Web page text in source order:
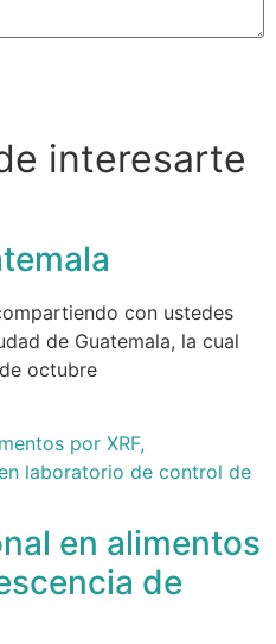
interesarte
con ustedes
de Guatemala, la cual
octubre
en alimentos
de